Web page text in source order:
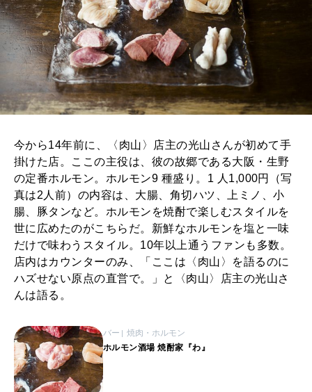
2026年5月号「“大好き”に出会いに。韓国」
2026年4月号「未来をつくる、学びの教科書。」
2026年3月号「スイーツ予想図 2026」
2026年2月号「良運を掴む 新・開運術。」
2026年1月号「猫がいれば、幸せ」
2025年12月号「お酒の新常識。」
FOLLOW US!
今から14年前に、〈肉山〉店主の光山さんが初めて手
掛けた店。ここの主役は、彼の故郷である大阪・生野
の定番ホルモン。ホルモン9 種盛り。1 人1,000円（写
真は2人前）の内容は、大腸、角切ハツ、上ミノ、小
腸、豚タンなど。ホルモンを焼酎で楽しむスタイルを
世に広めたのがこちらだ。新鮮なホルモンを塩と一味
だけで味わうスタイル。10年以上通うファンも多数。
店内はカウンターのみ、「ここは〈肉山〉を語るのに
ハズせない原点の直営で。」と〈肉山〉店主の光山さ
んは語る。
バー 焼肉・ホルモン
ホルモン酒場 焼酎家『わ』